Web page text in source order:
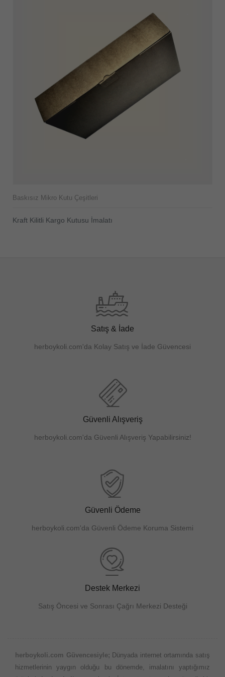
Baskısız Mikro Kutu Çeşitleri
Kraft Kilitli Kargo Kutusu İmalatı
ÜRÜNÜ İNCELE
Satış & İade
herboykoli.com'da Kolay Satış ve İade Güvencesi
Güvenli Alışveriş
herboykoli.com'da Güvenli Alışveriş Yapabilirsiniz!
Güvenli Ödeme
herboykoli.com'da Güvenli Ödeme Koruma Sistemi
Destek Merkezi
Satış Öncesi ve Sonrası Çağrı Merkezi Desteği
herboykoli.com Güvencesiyle; Dünyada internet ortamında satış
hizmetlerinin yaygın olduğu bu dönemde, imalatını yaptığımız